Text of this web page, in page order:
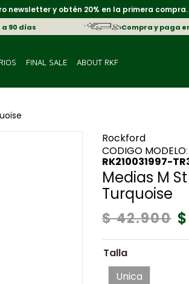
newsletter y obtén 20% en la primera compra.
90 días Compra y paga
FINAL SALE ABOUT RKF
Rockford
:
RK210031997-
Medias M
Turquoise
$ 42.900 $
Talla
Unica